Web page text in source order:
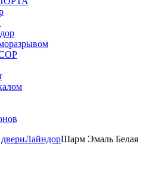
ЛайндорШарм Эмаль Белая